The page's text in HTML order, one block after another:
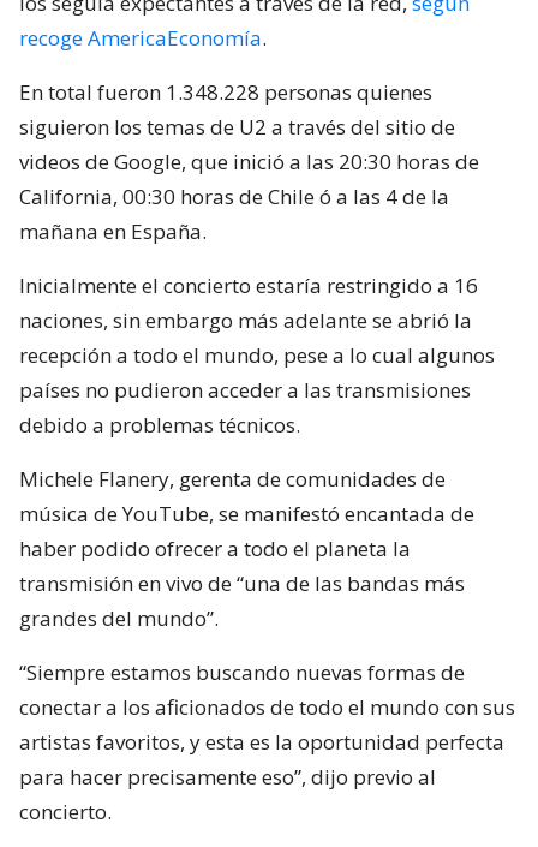
recoge AmericaEconomía.
En total fueron 1.348.228 personas quienes
siguieron los temas de U2 a través del sitio de
videos de Google, que inició a las 20:30 horas de
California, 00:30 horas de Chile ó a las 4 de la
mañana en España.
Inicialmente el concierto estaría restringido a 16
naciones, sin embargo más adelante se abrió la
recepción a todo el mundo, pese a lo cual algunos
países no pudieron acceder a las transmisiones
debido a problemas técnicos.
Michele Flanery, gerenta de comunidades de
música de YouTube, se manifestó encantada de
haber podido ofrecer a todo el planeta la
transmisión en vivo de “una de las bandas más
grandes del mundo”.
“Siempre estamos buscando nuevas formas de
conectar a los aficionados de todo el mundo con sus
artistas favoritos, y esta es la oportunidad perfecta
para hacer precisamente eso”, dijo previo al
concierto.